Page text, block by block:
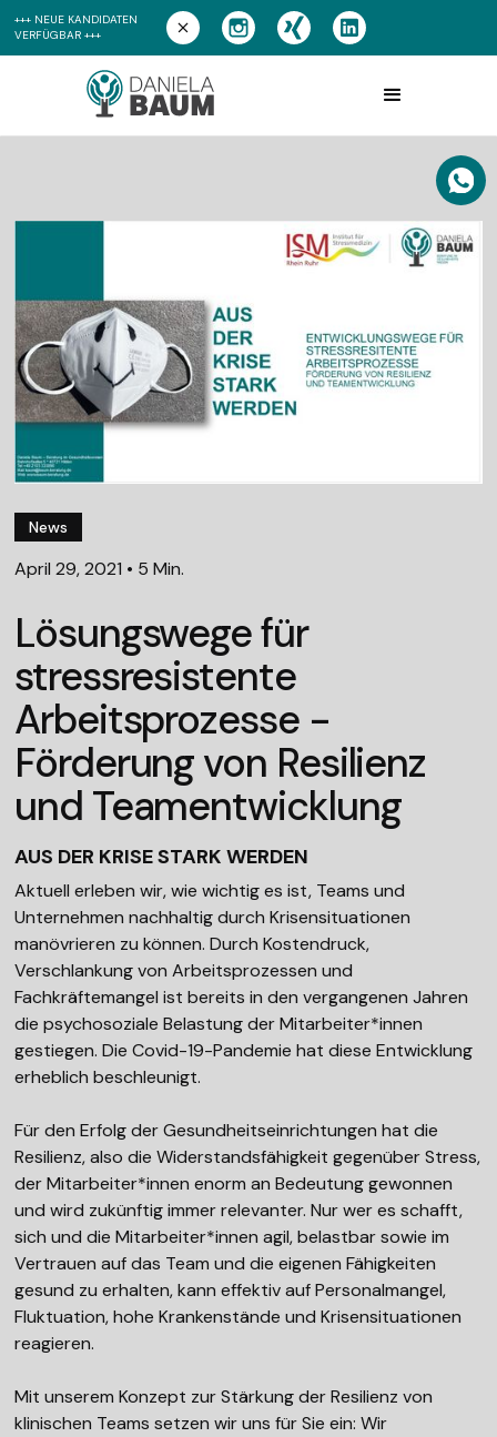
+++ NEUE KANDIDATEN
VERFÜGBAR +++
News
April 29, 2021 • 5 Min.
Lösungswege für
stressresistente
Arbeitsprozesse -
Förderung von Resilienz
und Teamentwicklung
AUS DER KRISE STARK WERDEN
Aktuell erleben wir, wie wichtig es ist, Teams und
Unternehmen nachhaltig durch Krisensituationen
manövrieren zu können. Durch Kostendruck,
Verschlankung von Arbeitsprozessen und
Fachkräftemangel ist bereits in den vergangenen Jahren
die psychosoziale Belastung der Mitarbeiter*innen
gestiegen. Die Covid-19-Pandemie hat diese Entwicklung
erheblich beschleunigt.
Für den Erfolg der Gesundheitseinrichtungen hat die
Resilienz, also die Widerstandsfähigkeit gegenüber Stress,
der Mitarbeiter*innen enorm an Bedeutung gewonnen
und wird zukünftig immer relevanter. Nur wer es schafft,
sich und die Mitarbeiter*innen agil, belastbar sowie im
Vertrauen auf das Team und die eigenen Fähigkeiten
gesund zu erhalten, kann effektiv auf Personalmangel,
Fluktuation, hohe Krankenstände und Krisensituationen
reagieren.
Mit unserem Konzept zur Stärkung der Resilienz von
klinischen Teams setzen wir uns für Sie ein: Wir